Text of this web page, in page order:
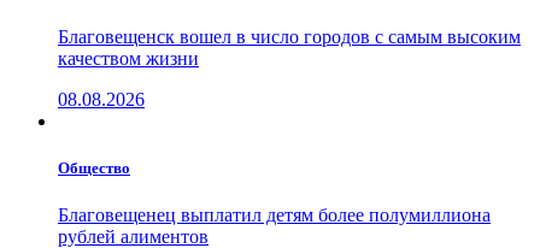
Благовещенск вошел в число городов с самым высоким
качеством жизни
08.08.2026
Общество
Благовещенец выплатил детям более полумиллиона
рублей алиментов